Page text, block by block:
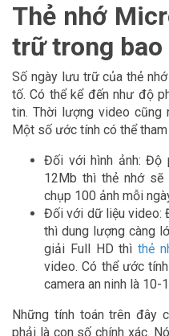
Thẻ nhớ
trữ trong bao
Số ngày lưu trữ của thẻ
tố. Có thể kể đến như độ
tin. Thời lượng video cũng
Một số ước tính có thể tham
Đối với hình ảnh: Độ
12Mb thì thẻ nhớ sẽ
chụp 100 ảnh mỗi
Đối với dữ liệu video:
thì dung lượng càng
giải Full HD thìthẻ
video. Có thể ước
camera an ninh là 10-
Những tính toán trên đây
phải là con số chính xác.